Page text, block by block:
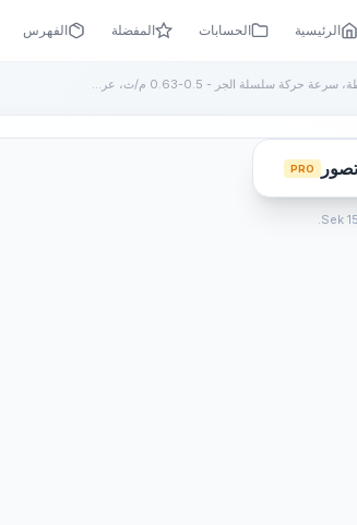
الرئيسية الحسابات المفضلة الفهرس
ناقل مكشطة، سرعة حركة سلسلة الجر - 0.5-0.63 م/ث، عرض المكشطة...
PRO